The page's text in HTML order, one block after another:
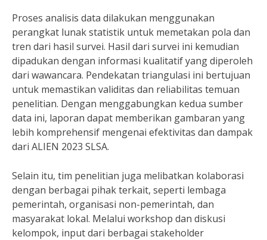
Proses analisis data dilakukan menggunakan
perangkat lunak statistik untuk memetakan pola dan
tren dari hasil survei. Hasil dari survei ini kemudian
dipadukan dengan informasi kualitatif yang diperoleh
dari wawancara. Pendekatan triangulasi ini bertujuan
untuk memastikan validitas dan reliabilitas temuan
penelitian. Dengan menggabungkan kedua sumber
data ini, laporan dapat memberikan gambaran yang
lebih komprehensif mengenai efektivitas dan dampak
dari ALIEN 2023 SLSA.
Selain itu, tim penelitian juga melibatkan kolaborasi
dengan berbagai pihak terkait, seperti lembaga
pemerintah, organisasi non-pemerintah, dan
masyarakat lokal. Melalui workshop dan diskusi
kelompok, input dari berbagai stakeholder